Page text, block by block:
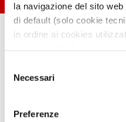
la navigazione del sito
di default (solo cookie
in ordine ai cookies
mediante il link “rivedi le
delNecessari
Preferenze